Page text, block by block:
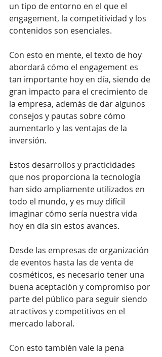
un tipo de entorno en el que el
engagement, la competitividad y los
contenidos son esenciales.
Con esto en mente, el texto de hoy
abordará cómo el engagement es
tan importante hoy en día, siendo de
gran impacto para el crecimiento de
la empresa, además de dar algunos
consejos y pautas sobre cómo
aumentarlo y las ventajas de la
inversión.
Estos desarrollos y practicidades
que nos proporciona la tecnología
han sido ampliamente utilizados en
todo el mundo, y es muy difícil
imaginar cómo sería nuestra vida
hoy en día sin estos avances.
Desde las empresas de organización
de eventos hasta las de venta de
cosméticos, es necesario tener una
buena aceptación y compromiso por
parte del público para seguir siendo
atractivos y competitivos en el
mercado laboral.
Con esto también vale la pena